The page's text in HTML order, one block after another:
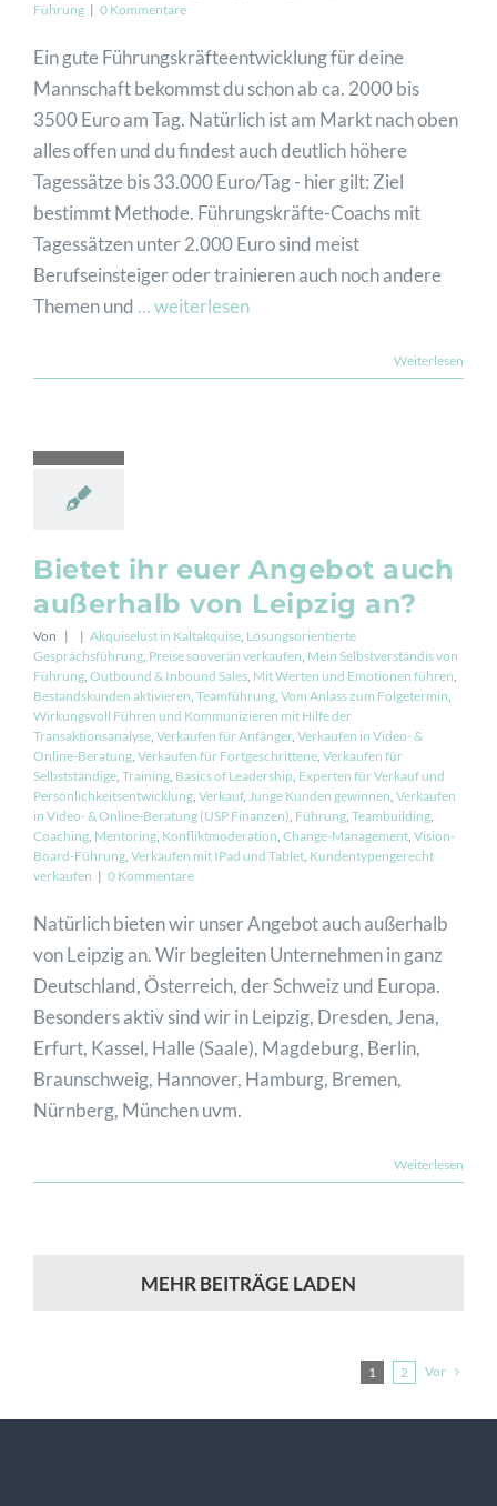
Führung | 0 Kommentare
Ein gute Führungskräfteentwicklung für deine
Mannschaft bekommst du schon ab ca. 2000 bis
3500 Euro am Tag. Natürlich ist am Markt nach oben
alles offen und du findest auch deutlich höhere
Tagessätze bis 33.000 Euro/Tag - hier gilt: Ziel
bestimmt Methode. Führungskräfte-Coachs mit
Tagessätzen unter 2.000 Euro sind meist
Berufseinsteiger oder trainieren auch noch andere
Themen und ... weiterlesen
Weiterlesen
Bietet ihr euer Angebot auch
außerhalb von Leipzig an?
Von | | Akquiselust in Kaltakquise, Lösungsorientierte
Gesprächsführung, Preise souverän verkaufen, Mein Selbstverständis von
Führung, Outbound & Inbound Sales, Mit Werten und Emotionen führen,
Bestandskunden aktivieren, Teamführung, Vom Anlass zum Folgetermin,
Wirkungsvoll Führen und Kommunizieren mit Hilfe der
Transaktionsanalyse, Verkaufen für Anfänger, Verkaufen in Video- &
Online-Beratung, Verkaufen für Fortgeschrittene, Verkaufen für
Selbstständige, Training, Basics of Leadership, Experten für Verkauf und
Persönlichkeitsentwicklung, Verkauf, Junge Kunden gewinnen, Verkaufen
in Video- & Online-Beratung (USP Finanzen), Führung, Teambuilding,
Coaching, Mentoring, Konfliktmoderation, Change-Management, Vision-
Board-Führung, Verkaufen mit IPad und Tablet, Kundentypengerecht
verkaufen | 0 Kommentare
Natürlich bieten wir unser Angebot auch außerhalb
von Leipzig an. Wir begleiten Unternehmen in ganz
Deutschland, Österreich, der Schweiz und Europa.
Besonders aktiv sind wir in Leipzig, Dresden, Jena,
Erfurt, Kassel, Halle (Saale), Magdeburg, Berlin,
Braunschweig, Hannover, Hamburg, Bremen,
Nürnberg, München uvm.
Weiterlesen
MEHR BEITRÄGE LADEN
1 2 Vor